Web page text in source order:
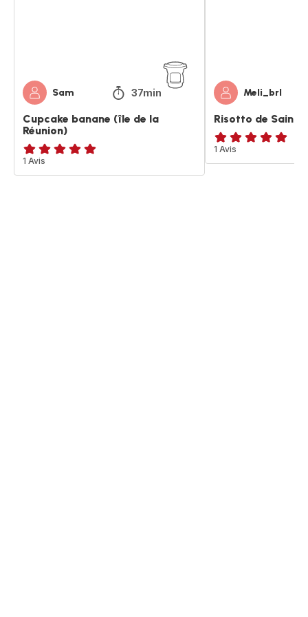
Sam 37min
Cupcake banane (île de la
Réunion)
Avis
5
1 Avis
Meli_brl
Risotto de Saint
Avis
5
1 Avis